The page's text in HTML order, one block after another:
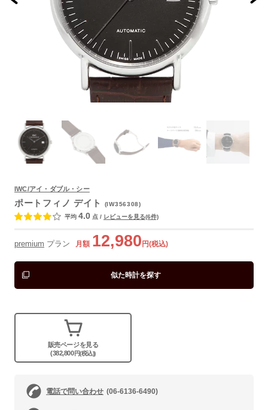
IWC/アイ・ダブル・シー
ポートフィノ デイト
(IW356308)
平均 4.0 点 / レビューを見る(6件)
premium プラン 月額 12,980 円(税込)
似た時計を探す
販売ページを見る
(382,800円(税込))
電話で問い合わせ (06-6136-6490)
よくあるご質問